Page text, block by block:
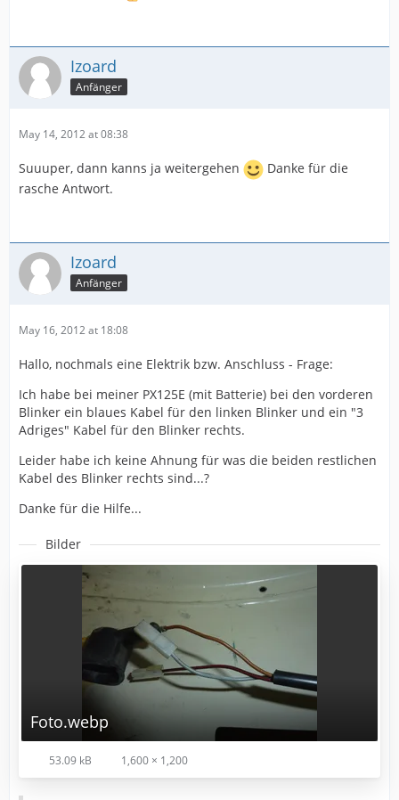
Izoard
Anfänger
May 14, 2012 at 08:38
Suuuper, dann kanns ja weitergehen
Danke für die
rasche Antwort.
Izoard
Anfänger
May 16, 2012 at 18:08
Hallo, nochmals eine Elektrik bzw. Anschluss - Frage:
Ich habe bei meiner PX125E (mit Batterie) bei den vorderen
Blinker ein blaues Kabel für den linken Blinker und ein "3
Adriges" Kabel für den Blinker rechts.
Leider habe ich keine Ahnung für was die beiden restlichen
Kabel des Blinker rechts sind...?
Danke für die Hilfe...
Bilder
Foto.webp
53.09 kB 1,600 × 1,200